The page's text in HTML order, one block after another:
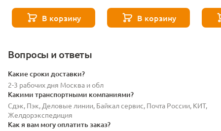
В корзину
101-11388В корзину
Вопросы и ответы
Какие сроки доставки?
2-3 рабочих дня Москва и обл
Какими транспортными компаниями?
Сдэк, Пэк, Деловые линии, Байкал сервис, Почта России, КИТ,
Желдорэкспедиция
Как я вам могу оплатить заказ?